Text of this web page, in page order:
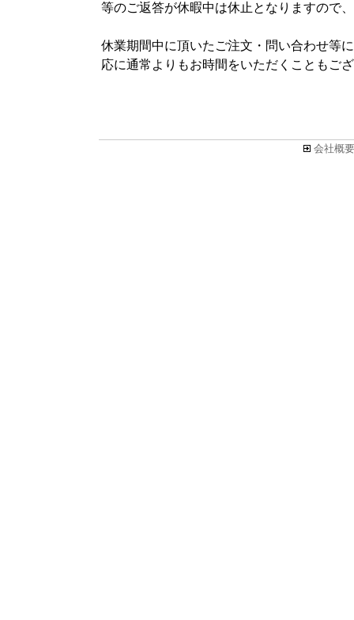
等のご返答が休暇中は休止となりますので
休業期間中に頂いたご注文・問い合わせ等
応に通常よりもお時間をいただくこともご
会社概要